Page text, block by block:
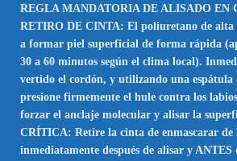
REGLA MANDATORIA DE ALISADO EN
RETIRO DE CINTA: El poliuretano de alta
a formar piel superficial de forma rápida
30 a 60 minutos según el clima local).
vertido el cordón, y utilizando una espátula
presione firmemente el hule contra los
forzar el anclaje molecular y alisar la
CRÍTICA: Retire la cinta de enmascarar de
inmediatamente después de alisar y